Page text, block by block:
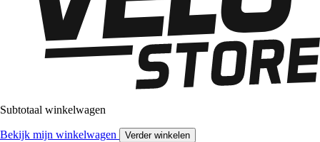
Subtotaal winkelwagen
Bekijk mijn winkelwagen Verder winkelen